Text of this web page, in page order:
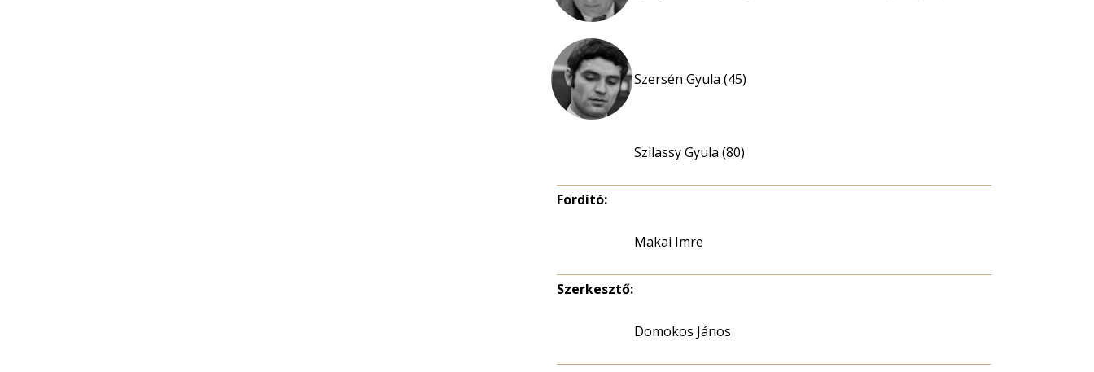
Szersén Gyula (45)
Szilassy Gyula (80)
Fordító:
Makai Imre
Szerkesztő:
Domokos János